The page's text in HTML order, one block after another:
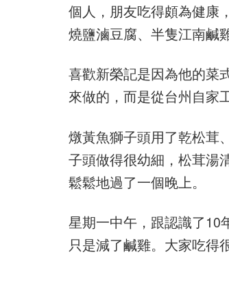
個人，朋友吃得頗為健康
燒鹽滷豆腐、半隻江南鹹
喜歡新榮記是因為他的菜
來做的，而是從台州自家
燉黃魚獅子頭用了乾松茸
子頭做得很幼細，松茸湯
鬆鬆地過了一個晚上。
星期一中午，跟認識了10
只是減了鹹雞。大家吃得